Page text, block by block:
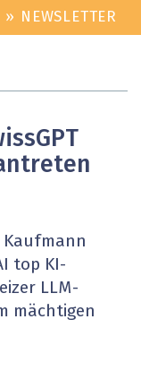
» NEWSLETTER
Kaufmann
top KI-
LLM-
mächtigen